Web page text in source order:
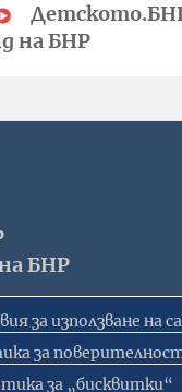
на БНР
БНР
за използване на
за
за „бисквитки“